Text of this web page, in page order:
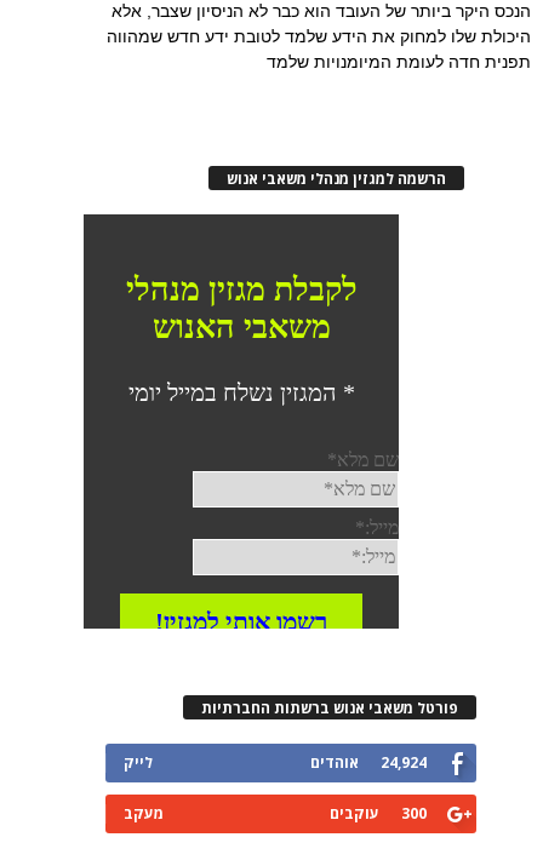
הנכס היקר ביותר של העובד הוא כבר לא הניסיון שצבר, אלא
היכולת שלו למחוק את הידע שלמד לטובת ידע חדש שמהווה
תפנית חדה לעומת המיומנויות שלמד
הרשמה למגזין מנהלי משאבי אנוש
פורטל משאבי אנוש ברשתות החברתיות
24,924 אוהדים לייק
300 עוקבים מעקב